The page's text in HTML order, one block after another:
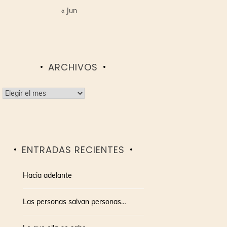
« Jun
ARCHIVOS
Archivos
ENTRADAS RECIENTES
Hacia adelante
Las personas salvan personas…